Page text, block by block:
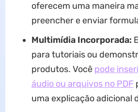
oferecem uma maneira
preencher e enviar
Multimídia Incorporada:
para tutoriais ou
produtos. Você pode
áudio ou arquivos no PDF
uma explicação adicional